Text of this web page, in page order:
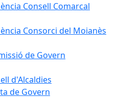
Consell Comarcal
Consorci del Moianès
de Govern
d'Alcaldies
de Govern